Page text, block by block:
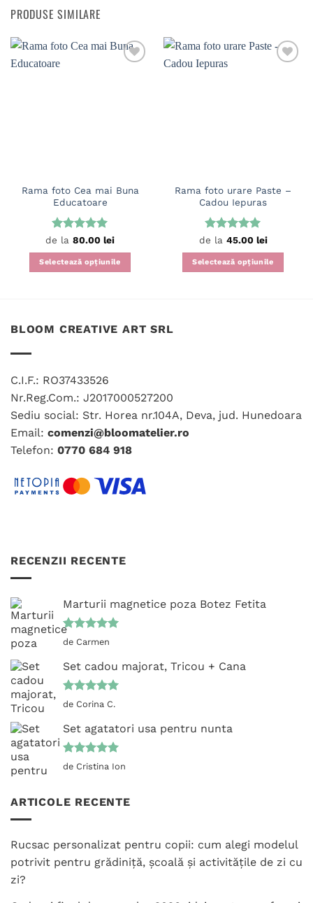
PRODUSE SIMILARE
Rama foto Cea mai Buna
Educatoare
Evaluat la
5din 5
de la 80.00 lei
Selectează opțiunile
multe
pot
alese
pagina
produsului.
Rama foto urare Paste –
Cadou Iepuras
Evaluat la
5din 5
de la 45.00 lei
Selectează opțiunile
alese
BLOOM CREATIVE ART SRL
C.I.F.: RO37433526
Nr.Reg.Com.: J2017000527200
Sediu social: Str. Horea nr.104A, Deva, jud. Hunedoara
Email: comenzi@bloomatelier.ro
Telefon: 0770 684 918
RECENZII RECENTE
Marturii magnetice poza Botez Fetita
Evaluat la
de Carmen
Set cadou majorat, Tricou + Cana
Evaluat la
de Corina C.
Set agatatori usa pentru nunta
Evaluat la
de Cristina Ion
ARTICOLE RECENTE
Rucsac personalizat pentru copii: cum alegi modelul
potrivit pentru grădiniță, școală și activitățile de zi cu
zi?